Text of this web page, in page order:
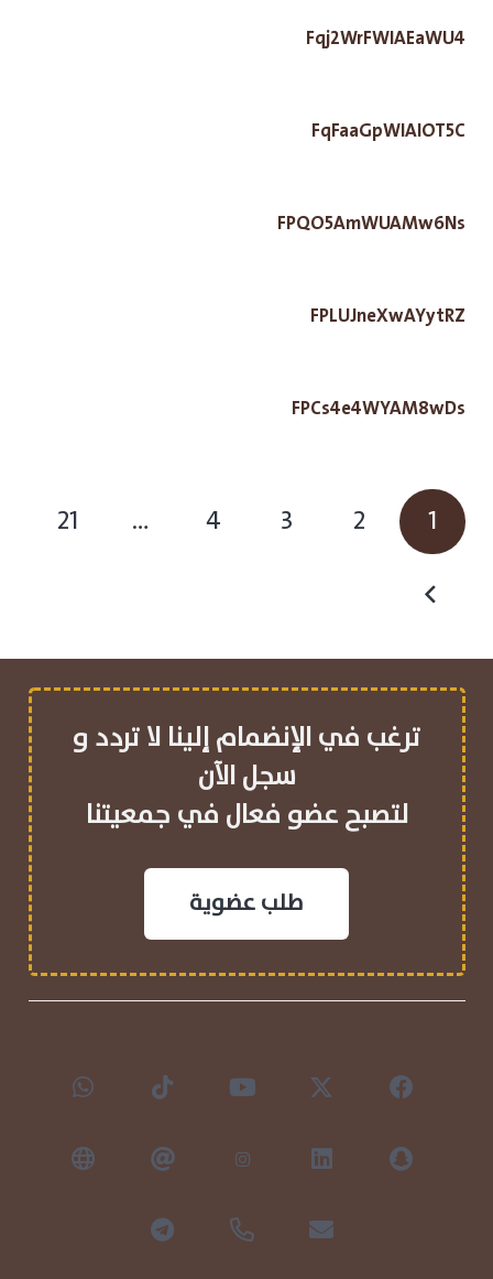
Fqj2WrFWIAEaWU4
FqFaaGpWIAIOT5C
FPQO5AmWUAMw6Ns
FPLUJneXwAYytRZ
FPCs4e4WYAM8wDs
1
2
3
4
…
21
ترغب في الإنضمام إلينا لا تردد و
سجل الآن
لتصبح عضو فعال في جمعيتنا
طلب عضوية